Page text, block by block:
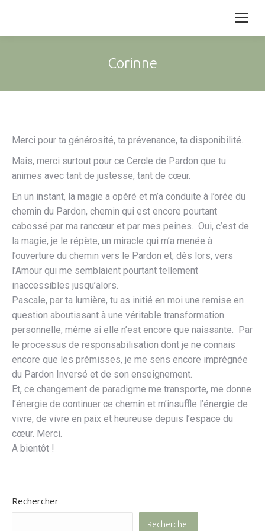
Corinne
Merci pour ta générosité, ta prévenance, ta disponibilité.
Mais, merci surtout pour ce Cercle de Pardon que tu
animes avec tant de justesse, tant de cœur.
En un instant, la magie a opéré et m’a conduite à l’orée du
chemin du Pardon, chemin qui est encore pourtant
cabossé par ma rancœur et par mes peines. Oui, c’est de
la magie, je le répète, un miracle qui m’a menée à
l’ouverture du chemin vers le Pardon et, dès lors, vers
l’Amour qui me semblaient pourtant tellement
inaccessibles jusqu’alors.
Pascale, par ta lumière, tu as initié en moi une remise en
question aboutissant à une véritable transformation
personnelle, même si elle n’est encore que naissante. Par
le processus de responsabilisation dont je ne connais
encore que les prémisses, je me sens encore imprégnée
du Pardon Inversé et de son enseignement.
Et, ce changement de paradigme me transporte, me donne
l’énergie de continuer ce chemin et m’insuffle l’énergie de
vivre, de vivre en paix et heureuse depuis l’espace du
cœur. Merci.
A bientôt !
Rechercher
Rechercher